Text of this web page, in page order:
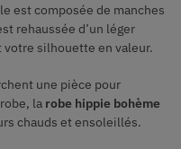
est composée de manches
rehaussée d’un léger
silhouette en valeur.
une pièce pour
la robe hippie bohème
chauds et ensoleillés.